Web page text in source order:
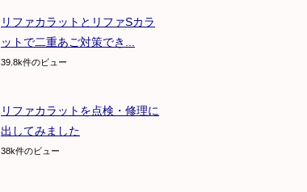
リファカラットとリファSカラ
ットで二重あご対策でき...
39.8k件のビュー
リファカラットを点検・修理に
出してみました
38k件のビュー